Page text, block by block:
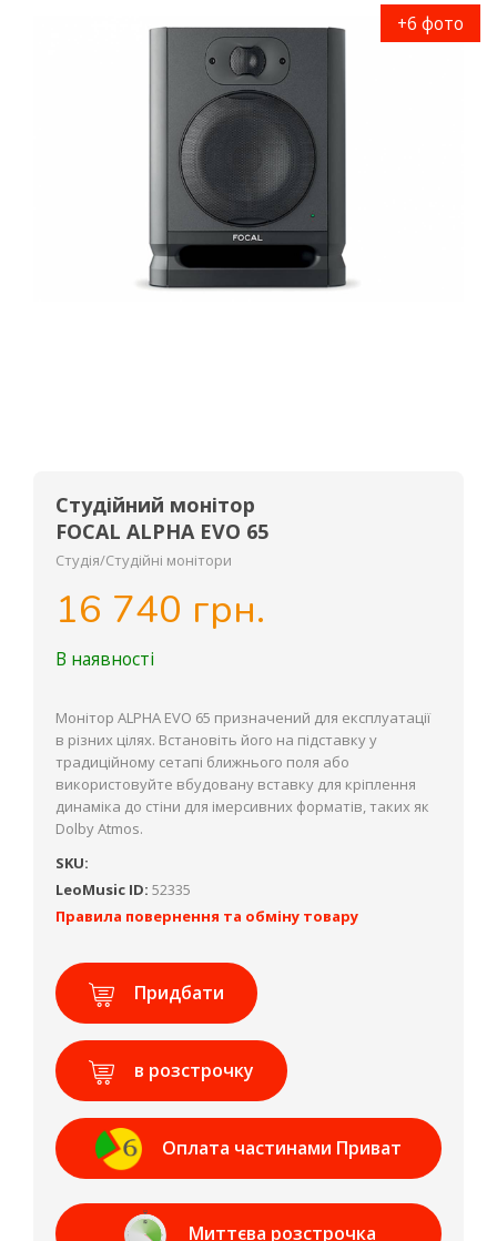
+6 фото
Студійний монітор
FOCAL ALPHA EVO 65
Студія/Студійні монітори
16 740 грн.
В наявності
Монітор ALPHA EVO 65 призначений для експлуатації
в різних цілях. Встановіть його на підставку у
традиційному сетапі ближнього поля або
використовуйте вбудовану вставку для кріплення
динаміка до стіни для імерсивних форматів, таких як
Dolby Atmos.
SKU:
LeoMusic ID: 52335
Правила повернення та обміну товару
Придбати
в розстрочку
Оплата частинами Приват
Банк
Миттєва розстрочка